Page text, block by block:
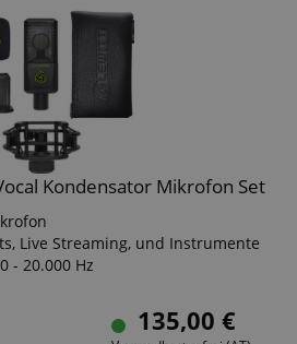
Kondensator Mikrofon Set
Live Streaming, und Instrumente
- 20.000 Hz
für schnelle Ergebnisse
Popfilter, Windschutz
135,00 €